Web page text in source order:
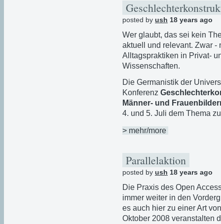
posted by ush 18 years ago
Wer glaubt, das sei kein
aktuell und relevant. Zwar -
Alltagspraktiken in Privat-
Wissenschaften.
Die Germanistik der
Konferenz
Männer- und
4. und 5. Juli dem Thema
> mehr/more
Parallelaktion
posted by ush 18 years ago
Die Praxis des Open
immer weiter in den
es auch hier zu einer Art
Oktober 2008 veranstalten